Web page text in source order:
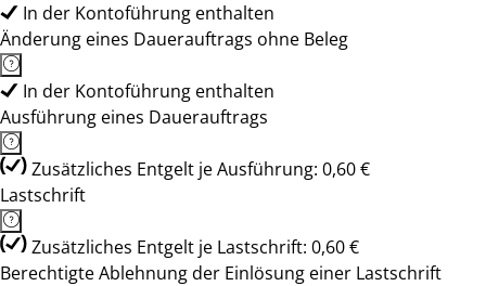
In der Kontoführung enthalten
Änderung eines Dauerauftrags ohne Beleg
In der Kontoführung enthalten
Ausführung eines Dauerauftrags
Zusätzliches Entgelt je Ausführung: 0,60 €
Lastschrift
Zusätzliches Entgelt je Lastschrift: 0,60 €
Berechtigte Ablehnung der Einlösung einer Lastschrift